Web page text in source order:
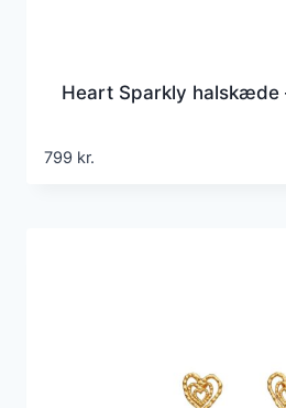
Heart Sparkly halskæde
799 kr.